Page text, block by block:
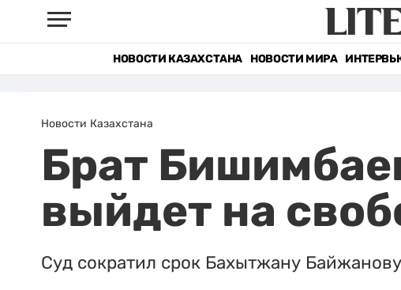
НОВОСТИ КАЗАХСТАНА НОВОСТИ МИРА
Новости Казахстана
Брат
выйдет на
Суд сократил срок Бахытжану